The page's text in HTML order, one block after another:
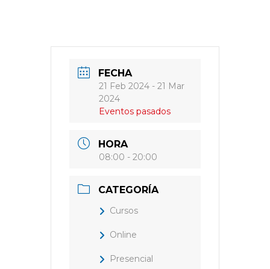
FECHA
21 Feb 2024 - 21 Mar
2024
Eventos pasados
HORA
08:00 - 20:00
CATEGORÍA
Cursos
Online
Presencial